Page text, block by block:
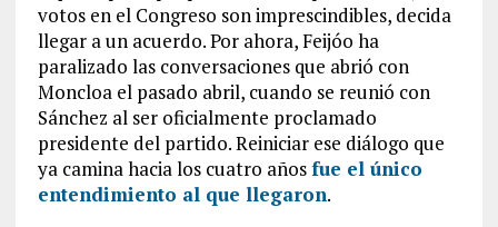
votos en el Congreso son imprescindibles, decida
llegar a un acuerdo. Por ahora, Feijóo ha
paralizado las conversaciones que abrió con
Moncloa el pasado abril, cuando se reunió con
Sánchez al ser oficialmente proclamado
presidente del partido. Reiniciar ese diálogo que
ya camina hacia los cuatro añosfue el único
entendimiento al que llegaron.